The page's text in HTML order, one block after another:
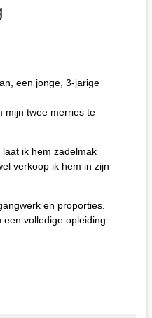
een jonge, 3-jarige
mijn twee merries te
ik hem zadelmak
verkoop ik hem in zijn
en proporties.
volledige opleiding